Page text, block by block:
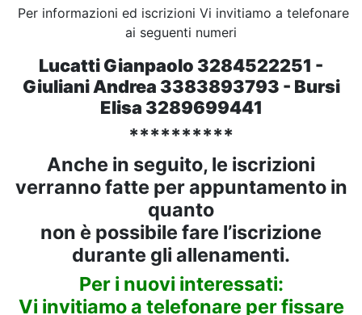
Per informazioni ed iscrizioni Vi invitiamo a telefonare
ai seguenti numeri
Lucatti Gianpaolo 3284522251 -
Giuliani Andrea 3383893793 - Bursi
Elisa 3289699441
**********
Anche in seguito, le iscrizioni
verranno fatte per appuntamento in
quanto
non è possibile fare l’iscrizione
durante gli allenamenti.
Per i nuovi interessati:
Vi invitiamo a telefonare per fissare